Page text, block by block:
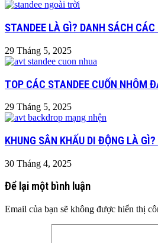
STANDEE LÀ GÌ? DANH SÁCH
29 Tháng 5, 2025
TOP CÁC STANDEE CUỐN NHÔM
29 Tháng 5, 2025
KHUNG SÂN KHẤU DI ĐỘNG LÀ
30 Tháng 4, 2025
Để lại một bình luận
Email của bạn sẽ không được hiển thị